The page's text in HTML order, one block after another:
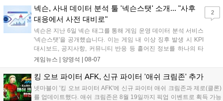
이번 업데이트를 통해 어둠 속 서큐버스...
넥슨, 사내 데이터 분석 툴 '넥슨스탯' 소개... "사후
대응에서 사전 대비로"
넥슨은 지난 6일 넥슨 태그를 통해 게임 운영 데이터 분석 서비스
'넥슨스탯'을 공개했습니다. 이는 게임 내 이상 징후 발생 시 KPI
대시보드, 공지사항, 커뮤니티 반응 등 흩어진 정보를 하나의 타
임라인에 연결해 원인을 빠르게 파악하도록 돕는 관제 허브입니
중심의 운영 방식을 사전 대비 체계로 전환하며 데이터 기반의 효
게임뉴스 | 양영석 | 08-07
2
킹 오브 파이터 AFK, 신규 파이터 '애쉬 크림존' 추가
넷마블이 '킹 오브 파이터 AFK'에 신규 파이터 애쉬 크림존과 제로(클론)
를 업데이트했다. 애쉬 크림존은 8월 19일까지 픽업 이벤트로 획득 가능